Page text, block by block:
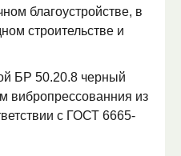
благоустройстве, в
строительстве и
БР 50.20.8 черный
вибропрессованния из
с ГОСТ 6665-